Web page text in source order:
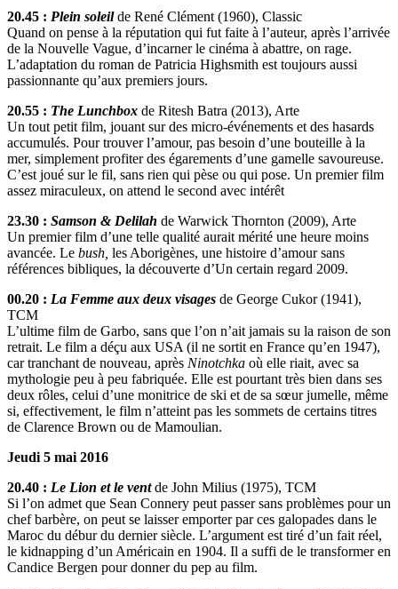
20.45 : Plein soleilde René Clément (1960), Classic
Quand on pense à la réputation qui fut faite à l’auteur, après l’arrivée
de la Nouvelle Vague, d’incarner le cinéma à abattre, on rage.
L’adaptation du roman de Patricia Highsmith est toujours aussi
passionnante qu’aux premiers jours.
20.55 : The Lunchbox de Ritesh Batra (2013), Arte
Un tout petit film, jouant sur des micro-événements et des hasards
accumulés. Pour trouver l’amour, pas besoin d’une bouteille à la
mer, simplement profiter des égarements d’une gamelle savoureuse.
C’est joué sur le fil, sans rien qui pèse ou qui pose. Un premier film
assez miraculeux, on attend le second avec intérêt
23.30 : Samson & Delilah de Warwick Thornton (2009), Arte
Un premier film d’une telle qualité aurait mérité une heure moins
avancée. Le bush, les Aborigènes, une histoire d’amour sans
références bibliques, la découverte d’Un certain regard 2009.
00.20 : La Femme aux deux visages de George Cukor (1941),
TCM
L’ultime film de Garbo, sans que l’on n’ait jamais su la raison de son
retrait. Le film a déçu aux USA (il ne sortit en France qu’en 1947),
car tranchant de nouveau, après Ninotchka où elle riait, avec sa
mythologie peu à peu fabriquée. Elle est pourtant très bien dans ses
deux rôles, celui d’une monitrice de ski et de sa sœur jumelle, même
si, effectivement, le film n’atteint pas les sommets de certains titres
de Clarence Brown ou de Mamoulian.
Jeudi 5 mai 2016
20.40 : Le Lion et le ventde John Milius (1975), TCM
Si l’on admet que Sean Connery peut passer sans problèmes pour un
chef barbère, on peut se laisser emporter par ces galopades dans le
Maroc du débur du dernier siècle. L’argument est tiré d’un fait réel,
le kidnapping d’un Américain en 1904. Il a suffi de le transformer en
Candice Bergen pour donner du pep au film.